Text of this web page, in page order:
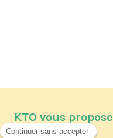
KTO vous propose